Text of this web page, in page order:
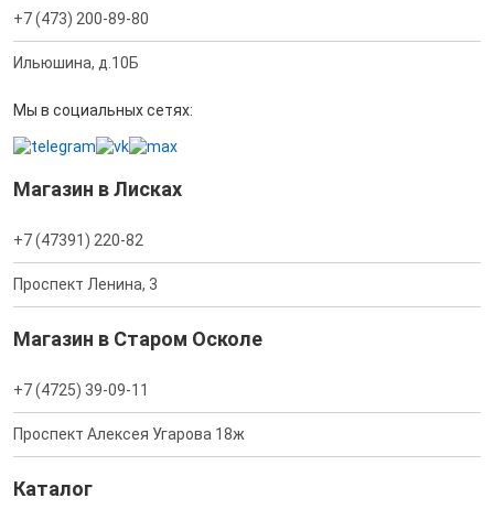
+7 (473) 200-89-80
Ильюшина, д.10Б
Мы в социальных сетях:
Магазин в Лисках
+7 (47391) 220-82
Проспект Ленина, 3
Магазин в Старом Осколе
+7 (4725) 39-09-11
Проспект Алексея Угарова 18ж
Каталог